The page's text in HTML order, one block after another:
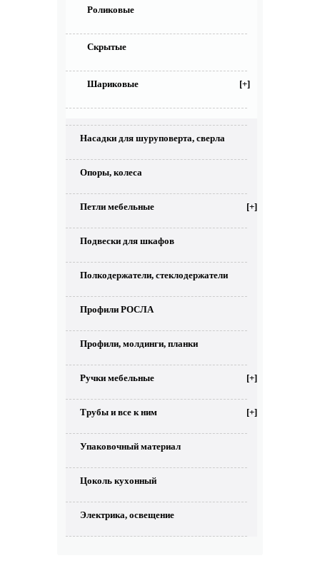
Роликовые
Скрытые
Шариковые [+]
Насадки для шуруповерта, сверла
Опоры, колеса
Петли мебельные [+]
Подвески для шкафов
Полкодержатели, стеклодержатели
Профили РОСЛА
Профили, молдинги, планки
Ручки мебельные [+]
Трубы и все к ним [+]
Упаковочный материал
Цоколь кухонный
Электрика, освещение